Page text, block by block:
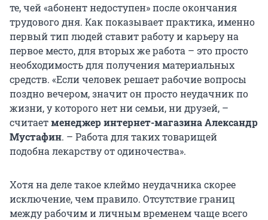
те, чей «абонент недоступен» после окончания
трудового дня. Как показывает практика, именно
первый тип людей ставит работу и карьеру на
первое место, для вторых же работа – это просто
необходимость для получения материальных
средств. «Если человек решает рабочие вопросы
поздно вечером, значит он просто неудачник по
жизни, у которого нет ни семьи, ни друзей, –
считаетменеджер интернет-магазина Александр
Мустафин. – Работа для таких товарищей
подобна лекарству от одиночества».
Хотя на деле такое клеймо неудачника скорее
исключение, чем правило. Отсутствие границ
между рабочим и личным временем чаще всего